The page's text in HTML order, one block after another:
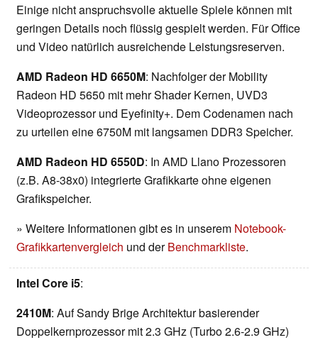
Einige nicht anspruchsvolle aktuelle Spiele können mit
geringen Details noch flüssig gespielt werden. Für Office
und Video natürlich ausreichende Leistungsreserven.
AMD Radeon HD 6650M: Nachfolger der Mobility
Radeon HD 5650 mit mehr Shader Kernen, UVD3
Videoprozessor und Eyefinity+. Dem Codenamen nach
zu urteilen eine 6750M mit langsamen DDR3 Speicher.
AMD Radeon HD 6550D: In AMD Llano Prozessoren
(z.B. A8-38x0) integrierte Grafikkarte ohne eigenen
Grafikspeicher.
» Weitere Informationen gibt es in unserem Notebook-
Grafikkartenvergleich und derBenchmarkliste.
Intel Core i5:
2410M: Auf Sandy Brige Architektur basierender
Doppelkernprozessor mit 2.3 GHz (Turbo 2.6-2.9 GHz)